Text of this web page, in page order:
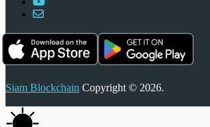
Siam Blockchain Copyright © 2026.